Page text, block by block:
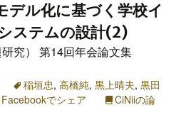
デル化に基づく学校イ
ステムの設計(2)
究） 第14回年会論文集
稲垣忠, 高橋純, 黒上晴夫, 黒田
Facebookでシェア
CiNiiの論